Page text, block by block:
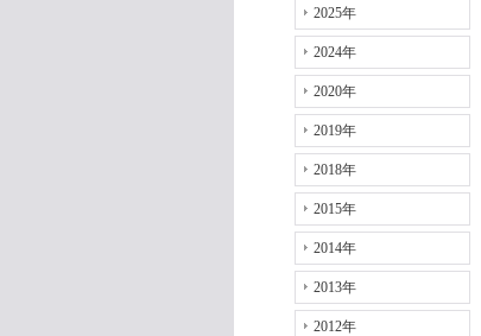
2025年
2024年
2020年
2019年
2018年
2015年
2014年
2013年
2012年